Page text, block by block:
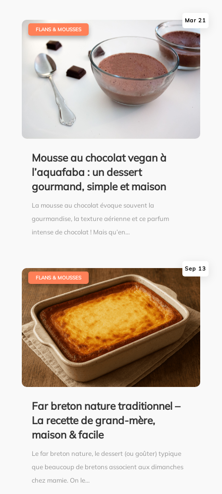
Mousse au chocolat vegan à
l’aquafaba : un dessert
gourmand, simple et maison
Mar 21
FLANS & MOUSSES
La mousse au chocolat évoque souvent la
gourmandise, la texture aérienne et ce parfum
intense de chocolat ! Mais qu’en...
Far breton nature traditionnel –
La recette de grand-mère,
maison & facile
Sep 13
FLANS & MOUSSES
Le far breton nature, le dessert (ou goûter) typique
que beaucoup de bretons associent aux dimanches
chez mamie. On le...